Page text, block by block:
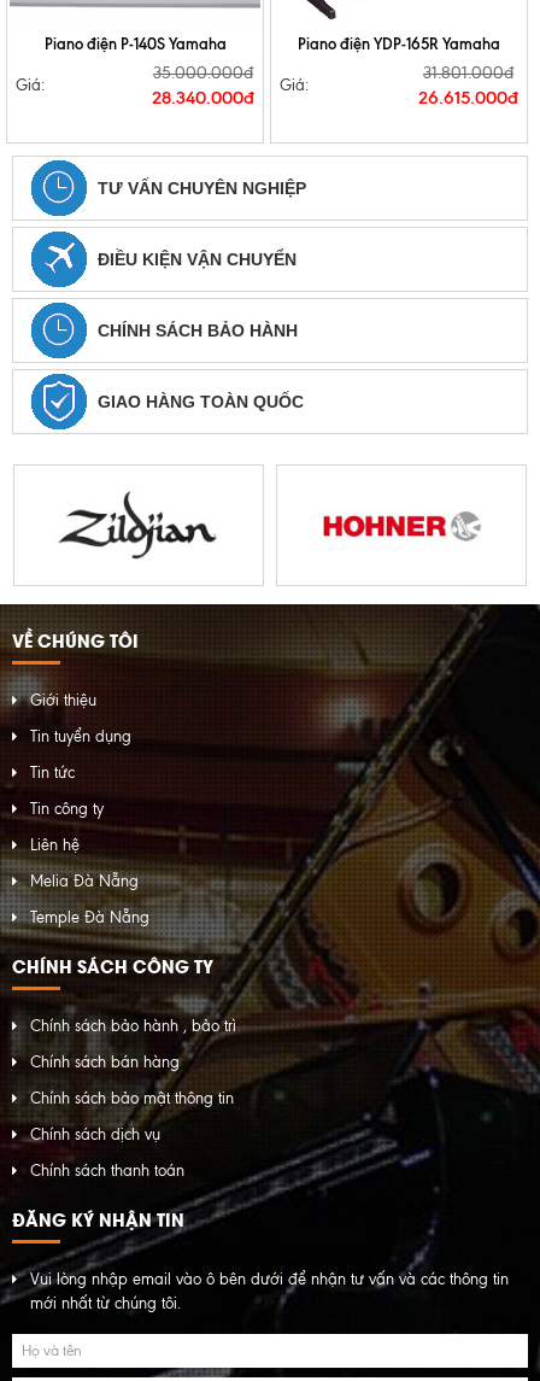
Piano điện P-140S Yamaha
Giá:
35.000.000đ
28.340.000đ
Piano điện YDP-165R Yamaha
Giá:
31.801.000đ
26.615.000đ
TƯ VẤN CHUYÊN NGHIỆP
ĐIỀU KIỆN VẬN CHUYỂN
CHÍNH SÁCH BẢO HÀNH
GIAO HÀNG TOÀN QUỐC
VỀ CHÚNG TÔI
Giới thiệu
Tin tuyển dụng
Tin tức
Tin công ty
Liên hệ
Melia Đà Nẵng
Temple Đà Nẵng
CHÍNH SÁCH CÔNG TY
Chính sách bảo hành , bảo trì
Chính sách bán hàng
Chính sách bảo mật thông tin
Chính sách dịch vụ
Chính sách thanh toán
ĐĂNG KÝ NHẬN TIN
Vui lòng nhập email vào ô bên dưới để nhận tư vấn và các thông tin
mới nhất từ chúng tôi.